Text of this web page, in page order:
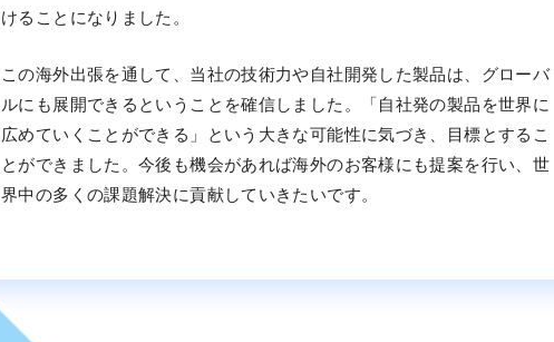
けることになりました。
この海外出張を通して、当社の技術力や自社開発した製品は、グローバ
ルにも展開できるということを確信しました。「自社発の製品を世界に
広めていくことができる」という大きな可能性に気づき、目標とするこ
とができました。今後も機会があれば海外のお客様にも提案を行い、世
界中の多くの課題解決に貢献していきたいです。